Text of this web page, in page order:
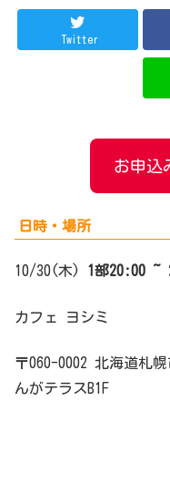
Twitter
お申込
日時・場所
10/30(木) 1部20:00 ~
カフェ ヨシミ
〒060-0002 北海道札
んがテラスB1F